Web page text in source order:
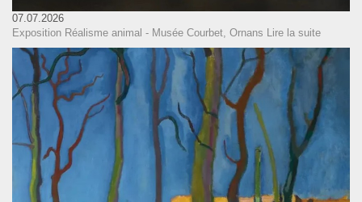
07.07.2026
Exposition Réalisme animal - Musée Courbet, Ornans Lire la suite